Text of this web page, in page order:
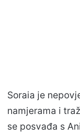
Soraia je
namjerama i
se posvađa s